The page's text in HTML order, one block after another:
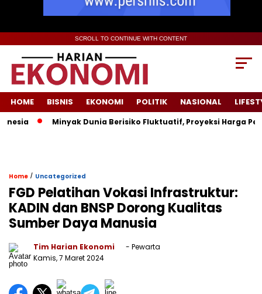
SCROLL TO CONTINUE WITH CONTENT
HOME BISNIS EKONOMI POLITIK NASIONAL
Minyak Dunia Berisiko Fluktuatif, Proyeksi Harga
Home / Uncategorized
FGD Pelatihan Vokasi Infrastruktur:
KADIN dan BNSP Dorong Kualitas
Sumber Daya Manusia
Tim Harian Ekonomi
- Pewarta
Kamis, 7 Maret 2024